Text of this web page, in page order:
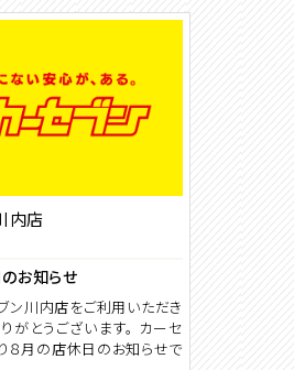
内店
お知らせ
ン川内店をご利用いただき
がとうございます。 カーセ
８月の店休日のお知らせで